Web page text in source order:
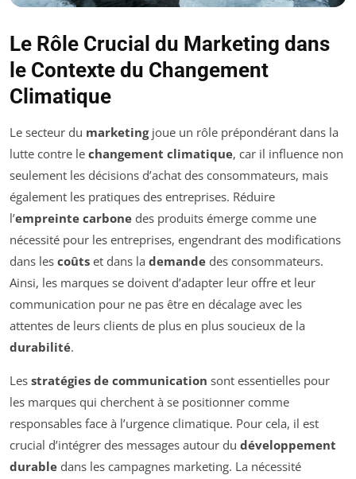
Le Rôle Crucial du Marketing dans
le Contexte du Changement
Climatique
Le secteur du marketingjoue un rôle prépondérant dans la
lutte contre le changement climatique, car il influence non
seulement les décisions d’achat des consommateurs, mais
également les pratiques des entreprises. Réduire
l’empreinte carbone des produits émerge comme une
nécessité pour les entreprises, engendrant des modifications
dans les coûts et dans la demande des consommateurs.
Ainsi, les marques se doivent d’adapter leur offre et leur
communication pour ne pas être en décalage avec les
attentes de leurs clients de plus en plus soucieux de la
durabilité.
Les stratégies de communication sont essentielles pour
les marques qui cherchent à se positionner comme
responsables face à l’urgence climatique. Pour cela, il est
crucial d’intégrer des messages autour du développement
durable dans les campagnes marketing. La nécessité